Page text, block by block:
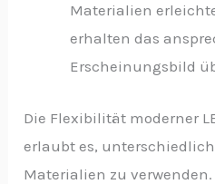
Materialien
erhalten das
Erscheinungsbild
Die Flexibilität moderner
erlaubt es,
Materialien zu verwenden.